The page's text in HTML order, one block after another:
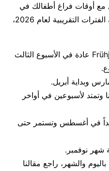
مع أوقات فراغ أطفالك في
ميونخ والمدن الأخرى، لخصنا لك الفترات التقريبية لعام 2026،
Frühjahrsferien عادة في الأسبوع الثالث
وبداية أبريل.
وتمتد لأسبوعين في أواخر
في أغسطس وتستمر حتى
شهر نوفمبر.
والشهر، راجع مقالنا